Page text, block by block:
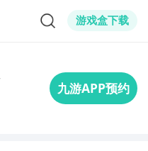
游戏盒下载